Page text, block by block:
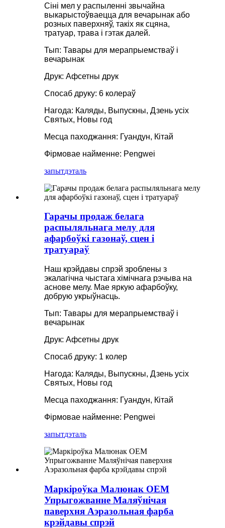
Сіні мел у распыленні звычайна
выкарыстоўваецца для вечарынак або
розных паверхняў, такіх як сцяна,
тратуар, трава і гэтак далей.
Тып: Тавары для мерапрыемстваў і
вечарынак
Друк: Афсетны друк
Спосаб друку: 6 колераў
Нагода: Каляды, Выпускны, Дзень усіх
Святых, Новы год
Месца паходжання: Гуандун, Кітай
Фірмовае найменне: Pengwei
запытдэталь
Гарачы продаж белага
распыляльнага мелу для
афарбоўкі газонаў, сцен і
тратуараў
Наш крэйдавы спрэй зроблены з
экалагічна чыстага хімічнага рэчыва на
аснове мелу. Мае яркую афарбоўку,
добрую укрыўнасць.
Тып: Тавары для мерапрыемстваў і
вечарынак
Друк: Афсетны друк
Спосаб друку: 1 колер
Нагода: Каляды, Выпускны, Дзень усіх
Святых, Новы год
Месца паходжання: Гуандун, Кітай
Фірмовае найменне: Pengwei
запытдэталь
Маркіроўка Малюнак OEM
Упрыгожванне Маляўнічая
паверхня Аэразольная фарба
крэйдавы спрэй